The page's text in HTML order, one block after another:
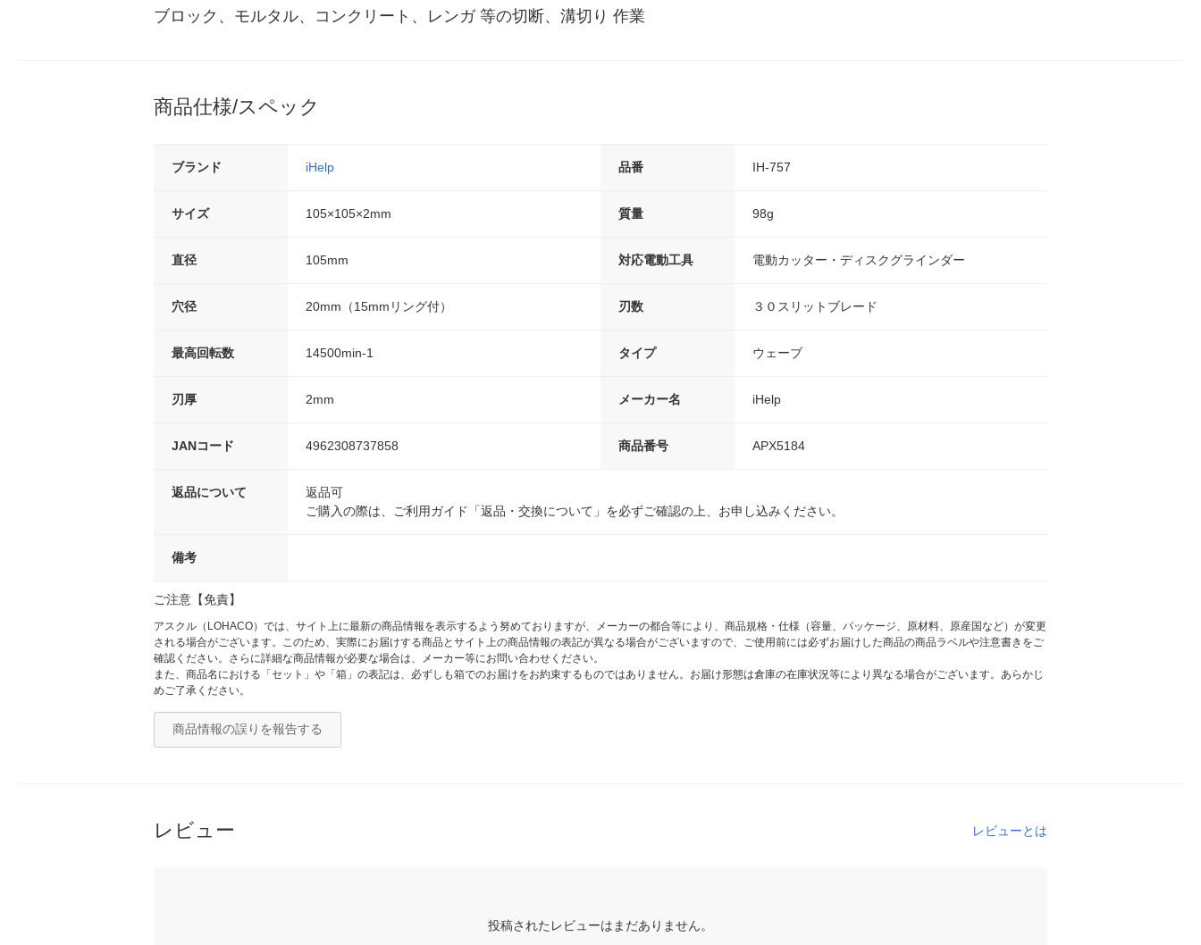
ブロック、モルタル、コンクリート、レンガ 等の切断、溝切り 作業
商品仕様/スペック
ブランド iHelp 品番 IH-757
サイズ 105×105×2mm 質量 98g
直径 105mm 対応電動工具 電動カッター・ディスクグラインダー
穴径 20mm（15mmリング付） 刃数 ３０スリットブレード
最高回転数 14500min-1 タイプ ウェーブ
刃厚 2mm メーカー名 iHelp
JANコード 4962308737858 商品番号 APX5184
返品について
返品可
ご購入の際は、ご利用ガイド「返品・交換について」を必ずご確認の上、お申し込みください。
備考
ご注意【免責】
アスクル（LOHACO）では、サイト上に最新の商品情報を表示するよう努めておりますが、メーカーの都合等により、商品規格・仕様（容量、パッケージ、原材料、原産国など）が変更
される場合がございます。このため、実際にお届けする商品とサイト上の商品情報の表記が異なる場合がございますので、ご使用前には必ずお届けした商品の商品ラベルや注意書きをご
確認ください。さらに詳細な商品情報が必要な場合は、メーカー等にお問い合わせください。
また、商品名における「セット」や「箱」の表記は、必ずしも箱でのお届けをお約束するものではありません。お届け形態は倉庫の在庫状況等により異なる場合がございます。あらかじ
めご了承ください。
商品情報の誤りを報告する
レビュー レビューとは
投稿されたレビューはまだありません。